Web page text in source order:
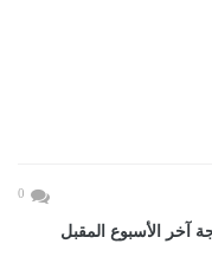
0
آخر الأسبوع المقبل